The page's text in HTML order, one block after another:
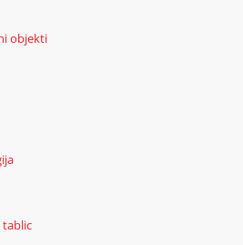
objekti
tablic